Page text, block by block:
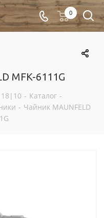
0
MFK-6111G
18|10 - Каталог -
- Чайник MAUNFELD